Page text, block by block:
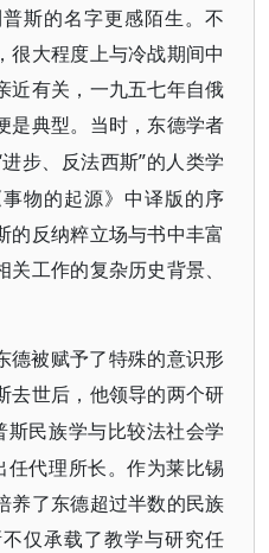
斯的名字更感陌生。不
很大程度上与冷战期间中
近有关，一九五七年自俄
是典型。当时，东德学者
进步、反法西斯”的人类学
物的起源》中译版的序
的反纳粹立场与书中丰富
工作的复杂历史背景、
德被赋予了特殊的意识形
去世后，他领导的两个研
斯民族学与比较法社会学
任代理所长。作为莱比锡
养了东德超过半数的民族
仅承载了教学与研究任